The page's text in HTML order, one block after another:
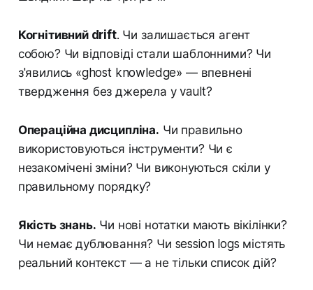
Когнітивний drift. Чи залишається агент
собою? Чи відповіді стали шаблонними? Чи
з'явились «ghost knowledge» — впевнені
твердження без джерела у vault?
Операційна дисципліна. Чи правильно
використовуються інструменти? Чи є
незакомічені зміни? Чи виконуються скіли у
правильному порядку?
Якість знань. Чи нові нотатки мають вікілінки?
Чи немає дублювання? Чи session logs містять
реальний контекст — а не тільки список дій?